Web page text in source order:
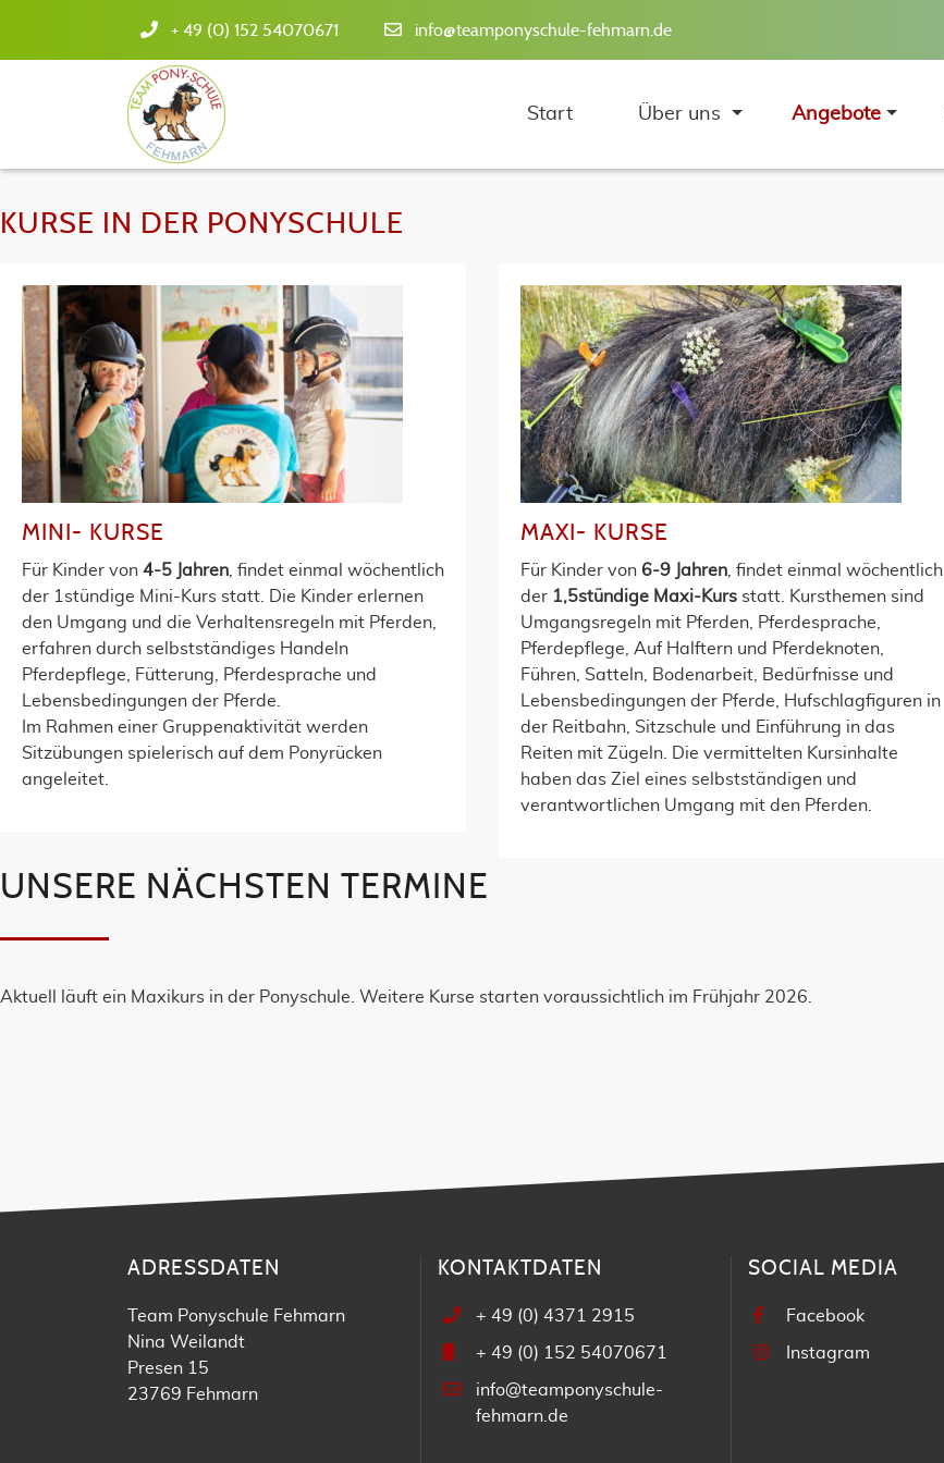
+ 49 (0) 152 54070671 info@teamponyschule-fehmarn.de
Start Über uns Angebote
KURSE IN DER PONYSCHULE
MINI- KURSE
Für Kinder von 4-5 Jahren , findet einmal wöchentlich
der 1stündige Mini-Kurs statt. Die Kinder erlernen
den Umgang und die Verhaltensregeln mit Pferden,
erfahren durch selbstständiges Handeln
Pferdepflege, Fütterung, Pferdesprache und
Lebensbedingungen der Pferde.
Im Rahmen einer Gruppenaktivität werden
Sitzübungen spielerisch auf dem Ponyrücken
angeleitet.
MAXI- KURSE
Für Kinder von 6-9 Jahren , findet einmal wöchentlich
der 1,5stündige Maxi-Kurs statt. Kursthemen sind
Umgangsregeln mit Pferden, Pferdesprache,
Pferdepflege, Auf Halftern und Pferdeknoten,
Führen, Satteln, Bodenarbeit, Bedürfnisse und
Lebensbedingungen der Pferde, Hufschlagfiguren in
der Reitbahn, Sitzschule und Einführung in das
Reiten mit Zügeln. Die vermittelten Kursinhalte
haben das Ziel eines selbstständigen und
verantwortlichen Umgang mit den Pferden.
UNSERE NÄCHSTEN TERMINE
Aktuell läuft ein Maxikurs in der Ponyschule. Weitere Kurse starten voraussichtlich im Frühjahr 2026.
ADRESSDATEN
Team Ponyschule Fehmarn
Nina Weilandt
Presen 15
23769 Fehmarn
KONTAKTDATEN
+ 49 (0) 4371 2915
+ 49 (0) 152 54070671
info@teamponyschule-
fehmarn.de
SOCIAL MEDIA
Facebook
Instagram